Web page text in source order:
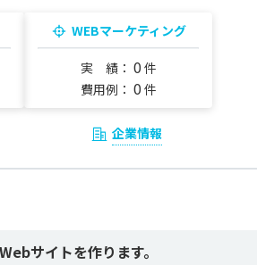
WEBマーケティング
実 績： 0 件
費用例： 0 件
企業情報
サイトを作ります。